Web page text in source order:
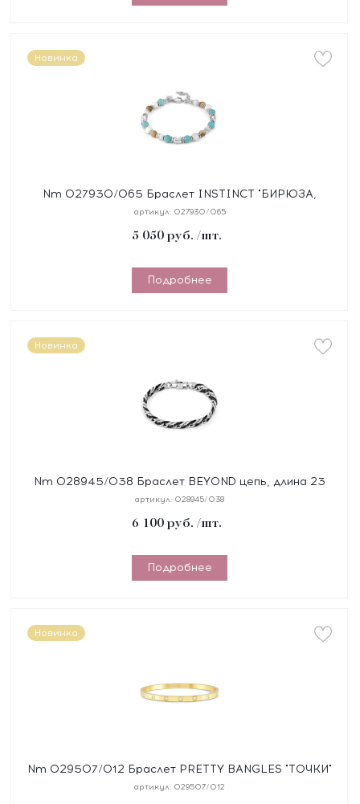
Новинка
Nm 027930/065 Браслет INSTINCT "БИРЮЗА,
ЯШМА" размер 18-21 см, синтетический шнур, сталь,
артикул: 027930/065
5 050 руб. /шт.
Подробнее
Новинка
Nm 028945/038 Браслет BEYOND цепь, длина 23
см, сталь, покрытие черное PVD
артикул: 028945/038
6 100 руб. /шт.
Подробнее
Новинка
Nm 029507/012 Браслет PRETTY BANGLES "ТОЧКИ"
размер 17 см, сталь, цирконы, покрытие желтое PVD
артикул: 029507/012